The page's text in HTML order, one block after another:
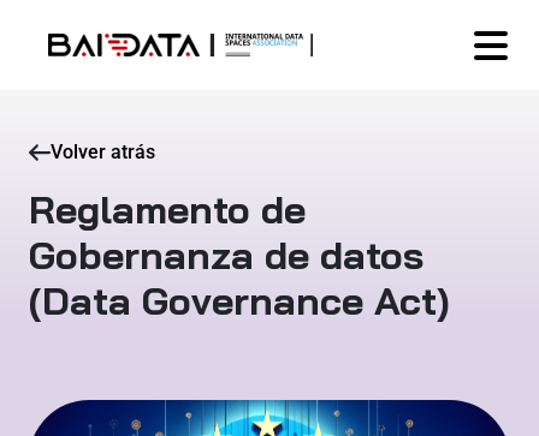
Volver atrás
Reglamento de
Gobernanza de datos
(Data Governance Act)